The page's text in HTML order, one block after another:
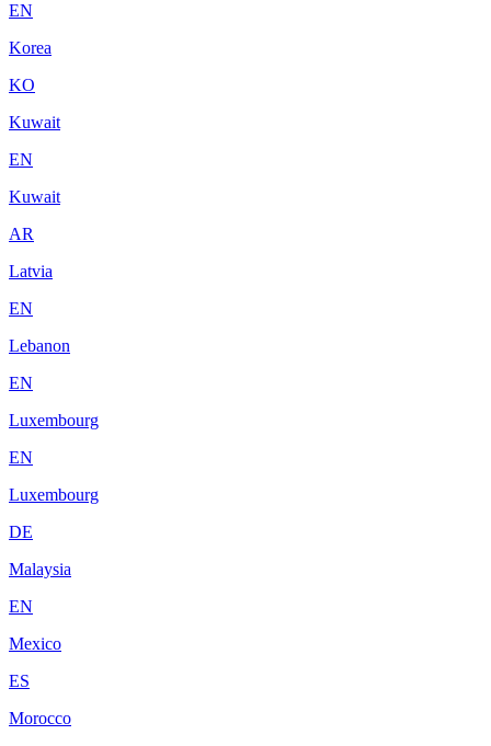
EN
Korea
KO
Kuwait
EN
Kuwait
AR
Latvia
EN
Lebanon
EN
Luxembourg
EN
Luxembourg
DE
Malaysia
EN
Mexico
ES
Morocco